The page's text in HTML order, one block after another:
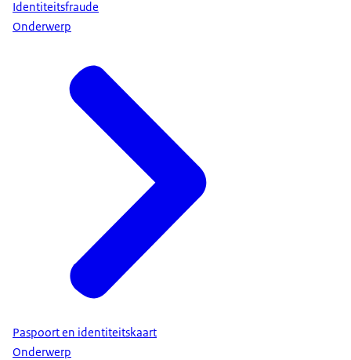
Identiteitsfraude
Onderwerp
Paspoort en identiteitskaart
Onderwerp